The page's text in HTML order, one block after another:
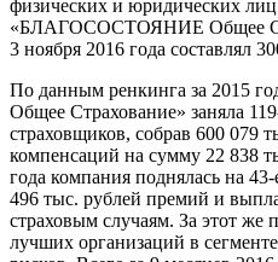
физических и юридических
«БЛАГОСОСТОЯНИЕ Общее
3 ноября 2016 года составлял
По данным ренкинга за
Общее Страхование» заняла
страховщиков, собрав 600 079
компенсаций на сумму 22 838
года компания поднялась на
496 тыс. рублей премий и
страховым случаям. За этот же
лучших организаций в